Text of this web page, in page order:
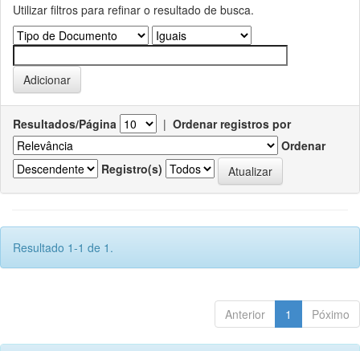
Utilizar filtros para refinar o resultado de busca.
Resultados/Página | Ordenar registros por
Ordenar
Registro(s)
Resultado 1-1 de 1.
Anterior 1 Póximo